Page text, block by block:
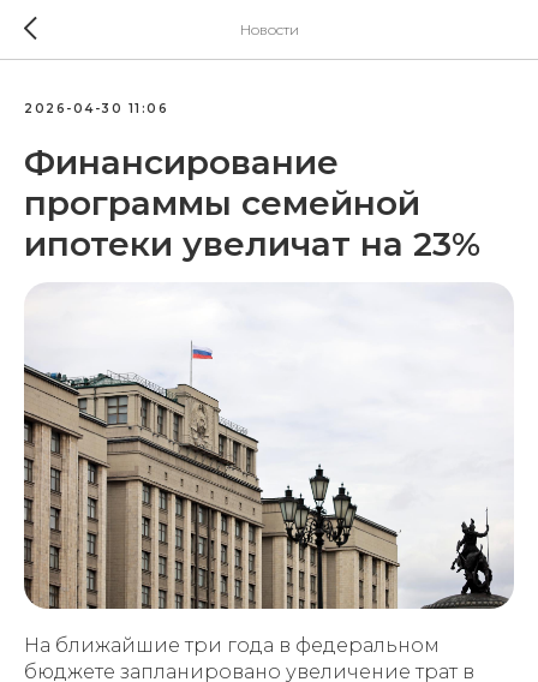
Новости
2026-04-30 11:06
Финансирование
программы семейной
ипотеки увеличат на 23%
На ближайшие три года в федеральном
бюджете запланировано увеличение трат в